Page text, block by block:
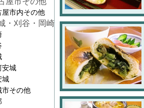
屋市内その他
・刈谷・岡崎・知立・蒲郡
安城
城
市その他